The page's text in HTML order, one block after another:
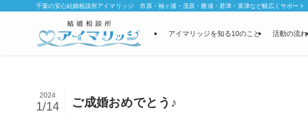
千葉の安心結婚相談所アイマリッジ 市原・袖ヶ浦・茂原・勝浦・君津・富津など幅広くサポート
アイマリッジを知る10のこと 活動の流れ
ご成婚おめでとう♪
2024
1/14